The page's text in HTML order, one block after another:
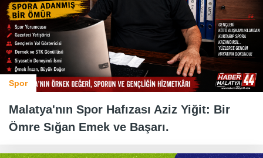
Spor
Malatya'nın Spor Hafızası Aziz Yiğit: Bir
Ömre Sığan Emek ve Başarı.